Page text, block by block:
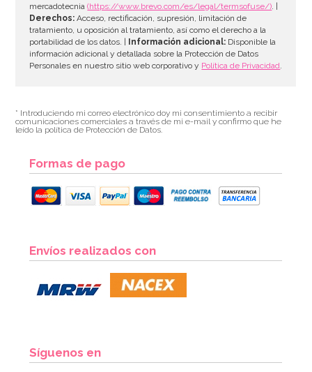
mercadotecnia(https://www.brevo.com/es/legal/termsofuse/). |
Derechos: Acceso, rectificación, supresión, limitación de
tratamiento, u oposición al tratamiento, así como el derecho a la
portabilidad de los datos. |
Información adicional: Disponible la
información adicional y detallada sobre la Protección de Datos
Personales en nuestro sitio web corporativo y Política de Privacidad.
* Introduciendo mi correo electrónico doy mi consentimiento a recibir
comunicaciones comerciales a través de mi e-mail y confirmo que he
leído la política de Protección de Datos.
Formas de pago
Envíos realizados con
Síguenos en